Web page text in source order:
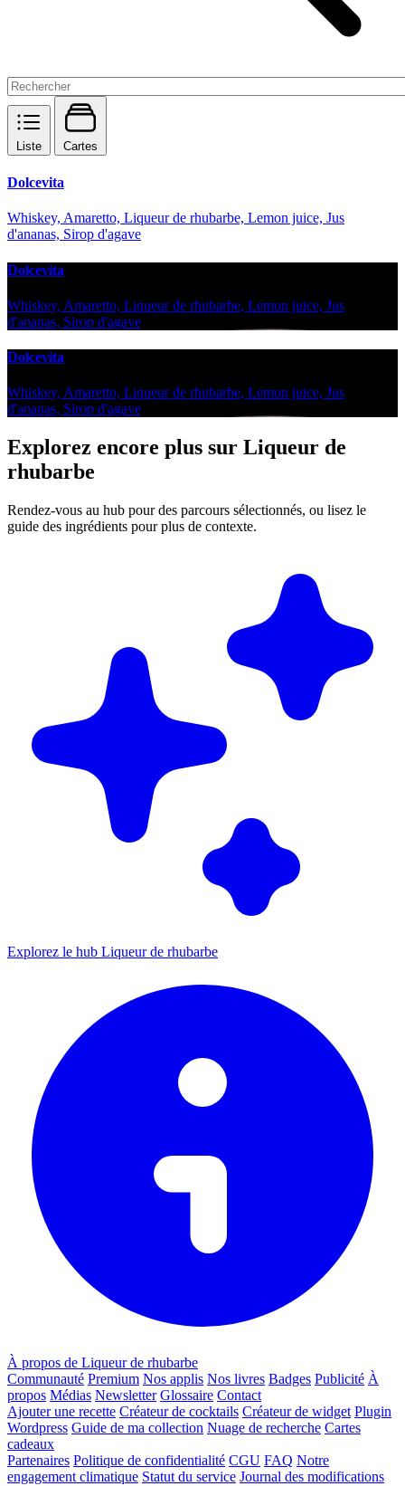
Liste Cartes
Dolcevita
Whiskey, Amaretto, Liqueur de rhubarbe, Lemon juice, Jus
d'ananas, Sirop d'agave
Dolcevita
Whiskey, Amaretto, Liqueur de rhubarbe, Lemon juice, Jus
d'ananas, Sirop d'agave
Dolcevita
Whiskey, Amaretto, Liqueur de rhubarbe, Lemon juice, Jus
d'ananas, Sirop d'agave
Explorez encore plus sur Liqueur de
rhubarbe
Rendez-vous au hub pour des parcours sélectionnés, ou lisez le
guide des ingrédients pour plus de contexte.
Explorez le hub Liqueur de rhubarbe
À propos de Liqueur de rhubarbe
Communauté Premium Nos applis Nos livres Badges Publicité À
propos Médias Newsletter Glossaire Contact
Ajouter une recette Créateur de cocktails Créateur de widget Plugin
Wordpress Guide de ma collection Nuage de recherche Cartes
cadeaux
Partenaires Politique de confidentialité CGU FAQ Notre
engagement climatique Statut du service Journal des modifications